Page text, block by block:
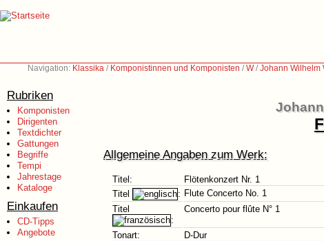
Navigation: Klassika / Komponistinnen und Komponisten /W/Johann Wilhelm
Rubriken
Komponisten
Dirigenten
Textdichter
Gattungen
Begriffe
Tempi
Jahrestage
Kataloge
Einkaufen
CD-Tipps
Angebote
Allgemeine Angaben zum Werk:
Titel:
Flötenkonzert Nr. 1
Titel
: Flute Concerto No. 1
Titel
:
Concerto pour flûte N° 1
Tonart:
D-Dur